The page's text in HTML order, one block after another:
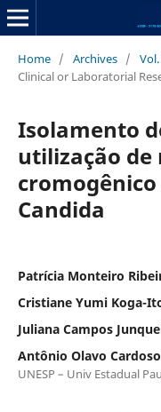
Home / Archives /
Clinical or Laboratorial
Isolamento
utilização de
cromogênico
Candida
Patrícia Monteiro
Cristiane Yumi Koga-
Juliana Campos
Antônio Olavo
UNESP – Univ Estadual